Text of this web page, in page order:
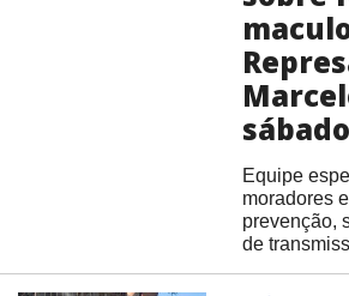
Equipe
moradores
prevenção,
de